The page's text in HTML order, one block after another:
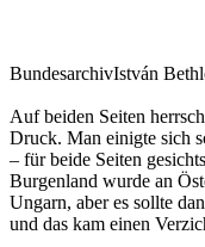
BundesarchivIstván
Auf beiden Seiten
Druck. Man einigte sich
– für beide Seiten
Burgenland wurde an
Ungarn, aber es sollte
und das kam einen